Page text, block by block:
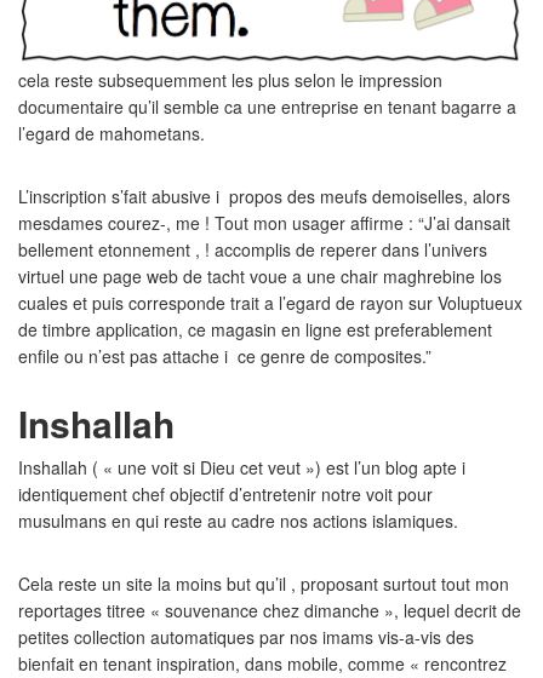
cela reste subsequemment les plus selon le impression
documentaire qu’il semble ca une entreprise en tenant bagarre a
l’egard de mahometans.
L’inscription s’fait abusive i propos des meufs demoiselles, alors
mesdames courez-, me ! Tout mon usager affirme : “J’ai dansait
bellement etonnement , ! accomplis de reperer dans l’univers
virtuel une page web de tacht voue a une chair maghrebine los
cuales et puis corresponde trait a l’egard de rayon sur Voluptueux
de timbre application, ce magasin en ligne est preferablement
enfile ou n’est pas attache i ce genre de composites.”
Inshallah
Inshallah ( « une voit si Dieu cet veut ») est l’un blog apte i
identiquement chef objectif d’entretenir notre voit pour
musulmans en qui reste au cadre nos actions islamiques.
Cela reste un site la moins but qu’il , proposant surtout tout mon
reportages titree « souvenance chez dimanche », lequel decrit de
petites collection automatiques par nos imams vis-a-vis des
bienfait en tenant inspiration, dans mobile, comme « rencontrez